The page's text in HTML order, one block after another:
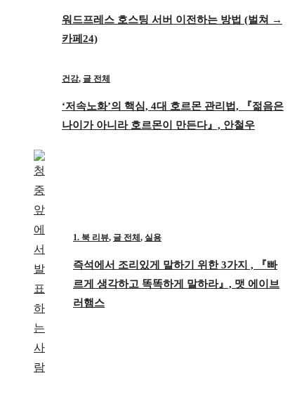
워드프레스 호스팅 서버 이전하는 방법 (벌쳐 →
카페24)
건강, 글 전체
‘저속노화’의 핵심, 4대 호르몬 관리법, 『젊음은
나이가 아니라 호르몬이 만든다』, 안철우
1. 북 리뷰, 글 전체 , 실용
즉석에서 조리있게 말하기 위한 3가지 , 『빠
르게 생각하고 똑똑하게 말하라』, 맷 에이브
러햄스